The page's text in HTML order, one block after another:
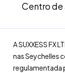
Centro
A SUXXESS FX
nas Seychelles
regulamentada